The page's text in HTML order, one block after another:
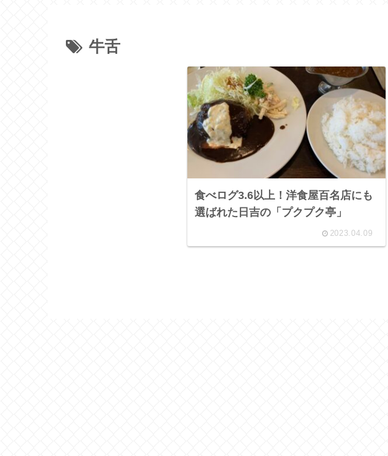
牛舌
食べログ3.6以上！洋食屋百名店にも
選ばれた日吉の「プクプク亭」
2023.04.09